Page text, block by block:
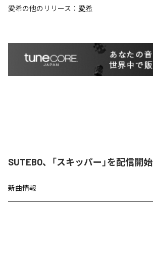
愛希の他のリリース： 愛希
SUTEBO、「スキッパー」を配信開始
新曲情報